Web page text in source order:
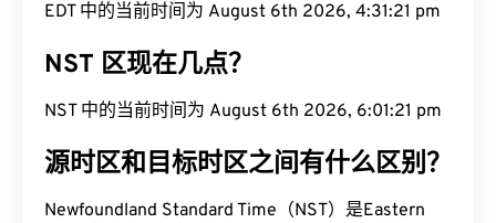
EDT 中的当前时间为 August 6th 2026, 4:31:22 pm
NST 区现在几点？
NST 中的当前时间为 August 6th 2026, 6:01:22 pm
源时区和目标时区之间有什么区别？
Newfoundland Standard Time（NST）是Eastern